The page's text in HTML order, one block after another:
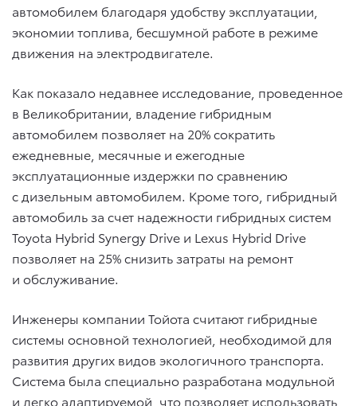
автомобилем благодаря удобству эксплуатации,
экономии топлива, бесшумной работе в режиме
движения на электродвигателе.
Как показало недавнее исследование, проведенное
в Великобритании, владение гибридным
автомобилем позволяет на 20% сократить
ежедневные, месячные и ежегодные
эксплуатационные издержки по сравнению
с дизельным автомобилем. Кроме того, гибридный
автомобиль за счет надежности гибридных систем
Toyota Hybrid Synergy Drive и Lexus Hybrid Drive
позволяет на 25% снизить затраты на ремонт
и обслуживание.
Инженеры компании Тойота считают гибридные
системы основной технологией, необходимой для
развития других видов экологичного транспорта.
Система была специально разработана модульной
и легко адаптируемой, что позволяет использовать